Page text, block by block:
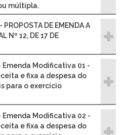
múltipla.
DE EMENDA A
Nº 12, DE 17 DE
Emenda Modificativa 01 -
e fixa a despesa do
para o exercício
Emenda Modificativa 02 -
e fixa a despesa do